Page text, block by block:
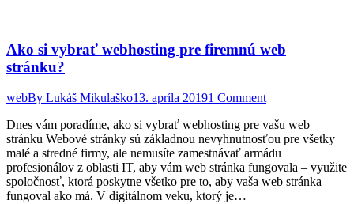
Ako si vybrať webhosting pre firemnú web
stránku?
webBy Lukáš Mikulaško13. apríla 20191 Comment
Dnes vám poradíme, ako si vybrať webhosting pre vašu web
stránku Webové stránky sú základnou nevyhnutnosťou pre všetky
malé a stredné firmy, ale nemusíte zamestnávať armádu
profesionálov z oblasti IT, aby vám web stránka fungovala – využite
spoločnosť, ktorá poskytne všetko pre to, aby vaša web stránka
fungoval ako má. V digitálnom veku, ktorý je…